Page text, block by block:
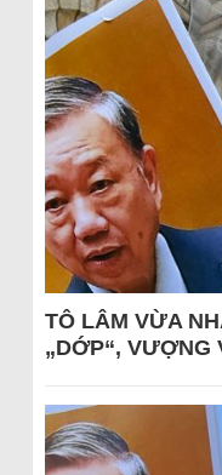
TÔ LÂM VỪA
„DỚP“, VƯỢNG